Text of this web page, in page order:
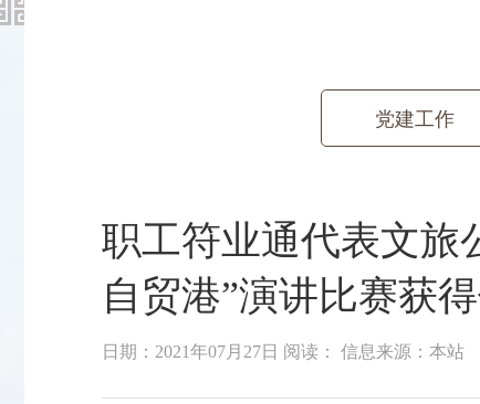
党建工作
职工符业通代表文旅
自贸港”演讲比赛获
日期：2021年07月27日 阅读： 信息来源：本站